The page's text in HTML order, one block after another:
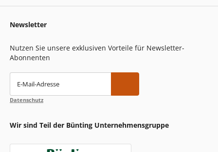
Newsletter
Nutzen Sie unsere exklusiven Vorteile für Newsletter-
Abonnenten
E-Mail-Adresse
Datenschutz
Wir sind Teil der Bünting Unternehmensgruppe